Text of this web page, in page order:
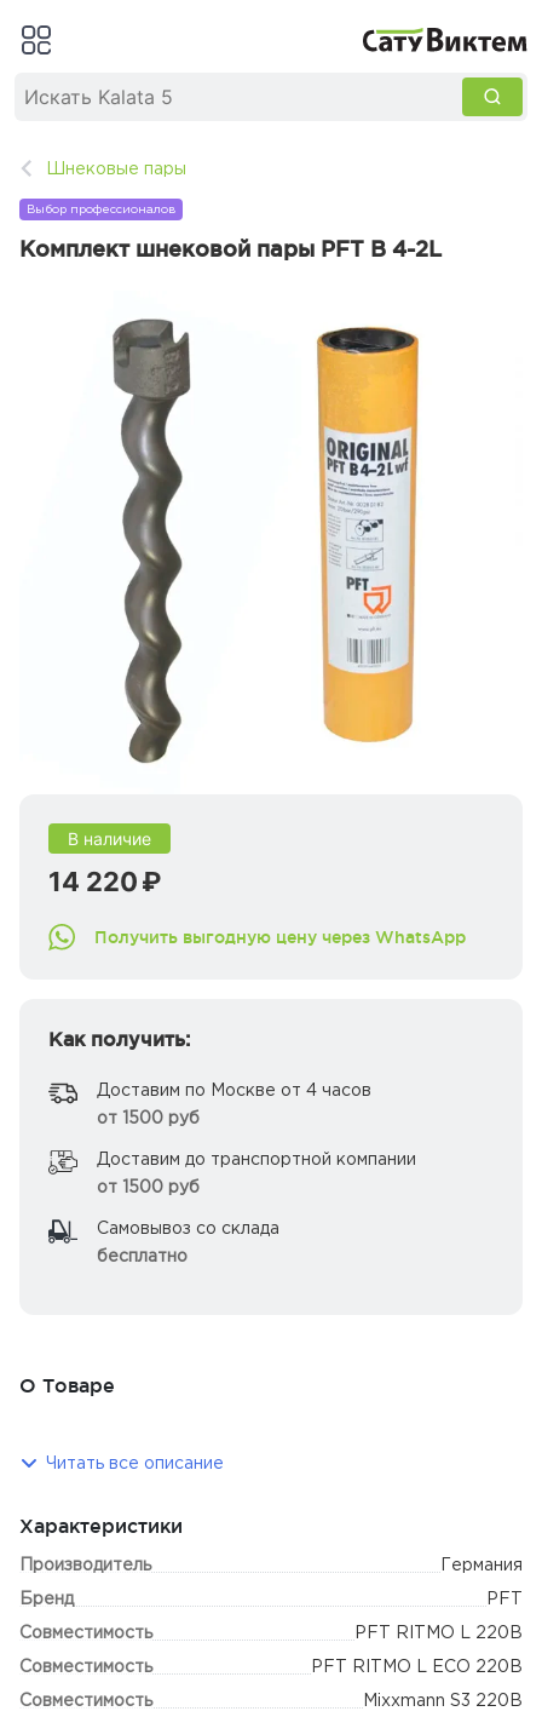
Шнековые пары
Выбор профессионалов
Комплект шнековой пары PFT B 4-2L
В наличие
14 220 ₽
Получить выгодную цену через WhatsApp
Как получить:
Доставим по Москве от 4 часов
от 1500 руб
Доставим до транспортной компании
от 1500 руб
Самовывоз со склада
бесплатно
О Товаре
Читать все описание
Характеристики
Производитель
Германия
Бренд
PFT
Совместимость
PFT RITMO L 220В
Совместимость
PFT RITMO L ECO 220В
Совместимость
Mixxmann S3 220В